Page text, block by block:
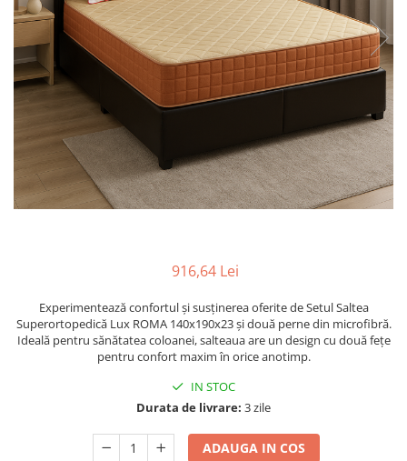
916,64 Lei
Experimentează confortul și susținerea oferite de Setul Saltea
Superortopedică Lux ROMA 140x190x23 și două perne din microfibră.
Ideală pentru sănătatea coloanei, salteaua are un design cu două fețe
pentru confort maxim în orice anotimp.
IN STOC
Durata de livrare: 3 zile
ADAUGA IN COS